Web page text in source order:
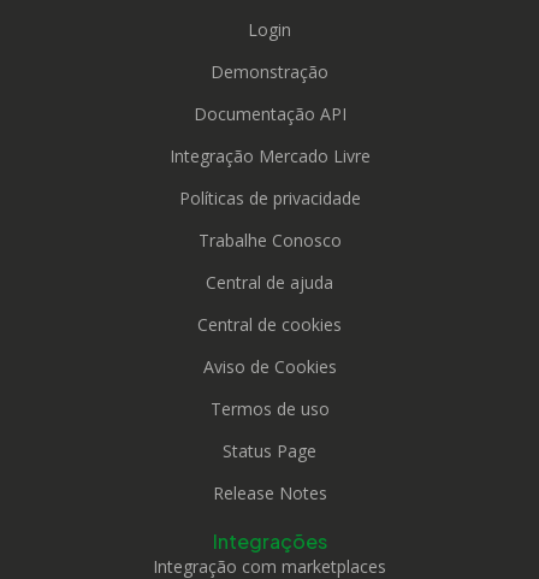
Login
Demonstração
Documentação API
Integração Mercado Livre
Políticas de privacidade
Trabalhe Conosco
Central de ajuda
Central de cookies
Aviso de Cookies
Termos de uso
Status Page
Release Notes
Integrações
Integração com marketplaces